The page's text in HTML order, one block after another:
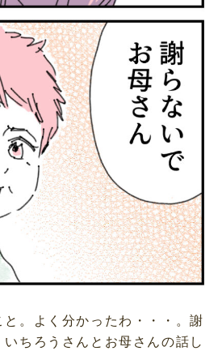
と。よく分かったわ・・・。謝
ちろうさんとお母さんの話し